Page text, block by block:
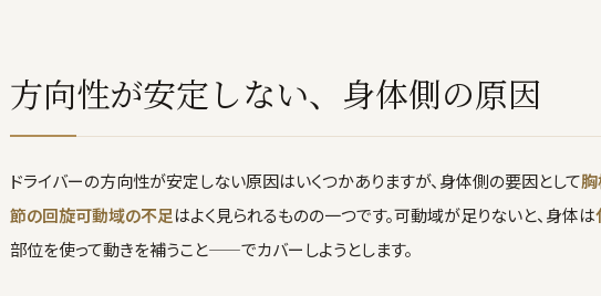
方向性が安定しない、身体側の原因
ドライバーの方向性が安定しない原因はいくつかありますが、身体側の要因として
節の回旋可動域の不足はよく見られるものの一つです。可動域が足りないと、身体は
部位を使って動きを補うこと——でカバーしようとします。